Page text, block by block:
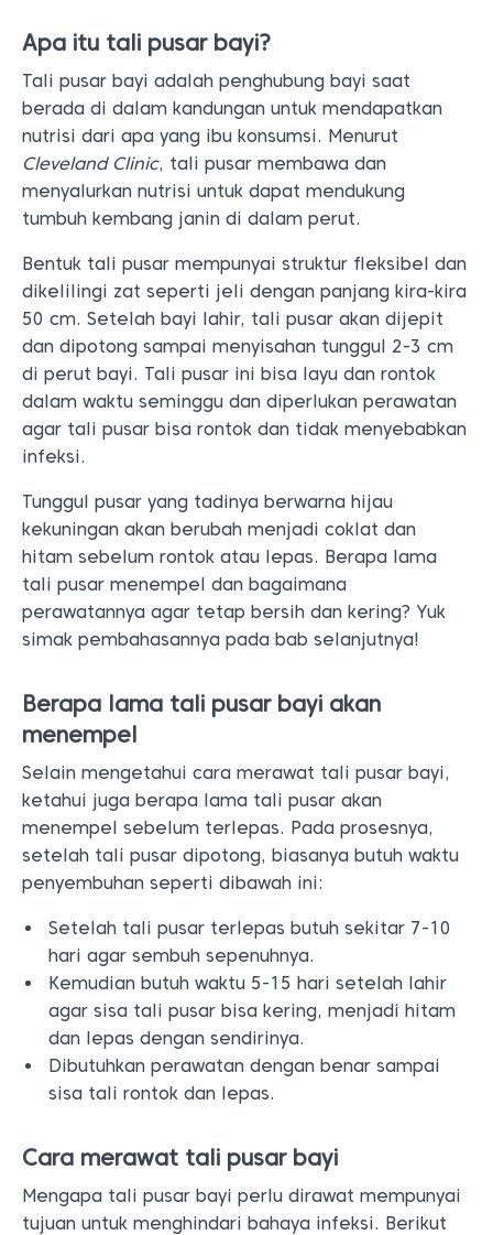
Apa itu tali pusar bayi?
Tali pusar bayi adalah penghubung bayi saat
berada di dalam kandungan untuk mendapatkan
nutrisi dari apa yang ibu konsumsi. Menurut
Cleveland Clinic, tali pusar membawa dan
menyalurkan nutrisi untuk dapat mendukung
tumbuh kembang janin di dalam perut.
Bentuk tali pusar mempunyai struktur fleksibel dan
dikelilingi zat seperti jeli dengan panjang kira-kira
50 cm. Setelah bayi lahir, tali pusar akan dijepit
dan dipotong sampai menyisahan tunggul 2-3 cm
di perut bayi. Tali pusar ini bisa layu dan rontok
dalam waktu seminggu dan diperlukan perawatan
agar tali pusar bisa rontok dan tidak menyebabkan
infeksi.
Tunggul pusar yang tadinya berwarna hijau
kekuningan akan berubah menjadi coklat dan
hitam sebelum rontok atau lepas. Berapa lama
tali pusar menempel dan bagaimana
perawatannya agar tetap bersih dan kering? Yuk
simak pembahasannya pada bab selanjutnya!
Berapa lama tali pusar bayi akan
menempel
Selain mengetahui cara merawat tali pusar bayi,
ketahui juga berapa lama tali pusar akan
menempel sebelum terlepas. Pada prosesnya,
setelah tali pusar dipotong, biasanya butuh waktu
penyembuhan seperti dibawah ini:
Setelah tali pusar terlepas butuh sekitar 7-10
hari agar sembuh sepenuhnya.
Kemudian butuh waktu 5-15 hari setelah lahir
agar sisa tali pusar bisa kering, menjadi hitam
dan lepas dengan sendirinya.
Dibutuhkan perawatan dengan benar sampai
sisa tali rontok dan lepas.
Cara merawat tali pusar bayi
Mengapa tali pusar bayi perlu dirawat mempunyai
tujuan untuk menghindari bahaya infeksi. Berikut